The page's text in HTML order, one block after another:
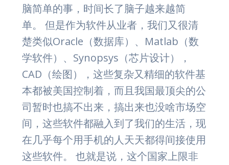
脑简单的事，时间长了脑子越来越简
单。 但是作为软件从业者，我们又很清
楚类似Oracle（数据库）、Matlab（数
学软件）、Synopsys（芯片设计），
CAD（绘图），这些复杂又精细的软件基
本都被美国控制着，而且我国最顶尖的公
司暂时也搞不出来，搞出来也没啥市场空
间，这些软件都融入到了我们的生活，现
在几乎每个用手机的人天天都得间接使用
这些软件。 也就是说，这个国家上限非